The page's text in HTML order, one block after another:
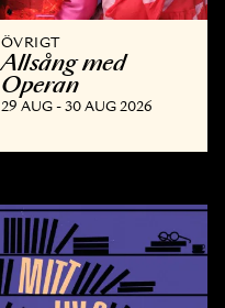
ÖVRIGT
Allsång med
Operan
29 AUG - 30 AUG 2026